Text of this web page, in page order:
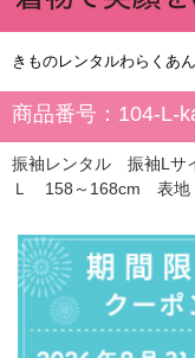
きものレンタルわらくあ
商品番号：104-L-
振袖レンタル 振袖L
Ｌ 158～168cm 表地